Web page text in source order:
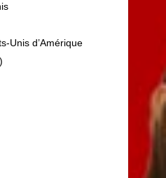
Unis d’Amérique